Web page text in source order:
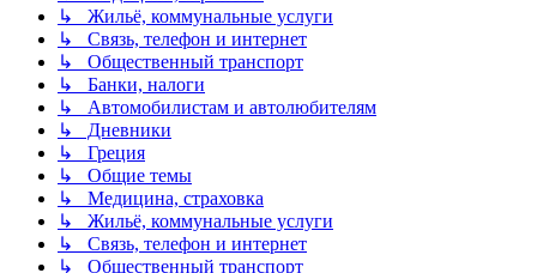
↳ Жильё, коммунальные услуги
↳ Связь, телефон и интернет
↳ Общественный транспорт
↳ Банки, налоги
↳ Автомобилистам и автолюбителям
↳ Дневники
↳ Греция
↳ Общие темы
↳ Медицина, страховка
↳ Жильё, коммунальные услуги
↳ Связь, телефон и интернет
↳ Общественный транспорт